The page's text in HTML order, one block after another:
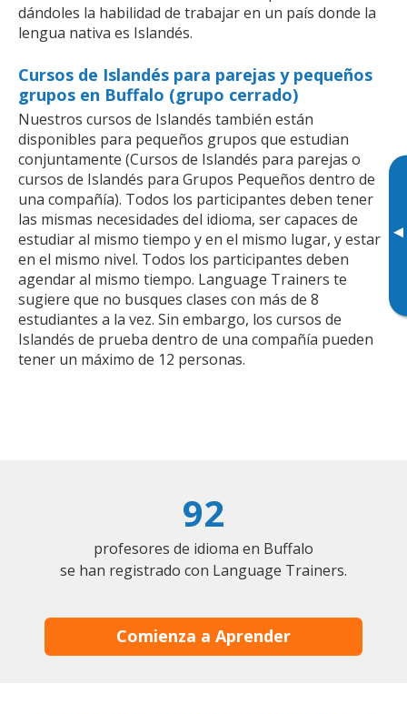
▸
dándoles la habilidad de trabajar en un país donde la
lengua nativa es Islandés.
Cursos de Islandés para parejas y pequeños
grupos en Buffalo (grupo cerrado)
Nuestros cursos de Islandés también están
disponibles para pequeños grupos que estudian
conjuntamente (Cursos de Islandés para parejas o
cursos de Islandés para Grupos Pequeños dentro de
una compañía). Todos los participantes deben tener
las mismas necesidades del idioma, ser capaces de
estudiar al mismo tiempo y en el mismo lugar, y estar
en el mismo nivel. Todos los participantes deben
agendar al mismo tiempo. Language Trainers te
sugiere que no busques clases con más de 8
estudiantes a la vez. Sin embargo, los cursos de
Islandés de prueba dentro de una compañía pueden
tener un máximo de 12 personas.
92
profesores de idioma en Buffalo
se han registrado con Language Trainers.
Comienza a Aprender